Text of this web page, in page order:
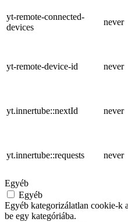
yt-remote-connected-
devices
never
yt-remote-device-id never
yt.innertube::nextId never
yt.innertube::requests never
Egyéb
Egyéb
Egyéb kategorizálatlan cookie-k
be egy kategóriába.